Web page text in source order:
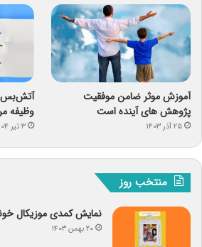
آموزش موثر ضامن موفقیت
پژوهش های آینده است
۲۵ آذر ۱۴۰۳
آتش‌بس
وظیفه
۳ تیر ۱۴۰۴
منتخب روز
نمایش کمدی موزیکال
۲۰ بهمن ۱۴۰۳